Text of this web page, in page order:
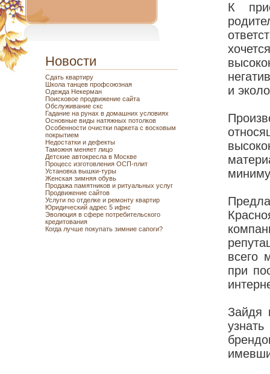
Новости
Сдать квартиру
Школа танцев профсоюзная
Одежда Некерман
Поисковое продвижение сайта
Обслуживание скс
Гадание на рунах в домашних условиях
Основные виды натяжных потолков
Особенности очистки паркета с восковым
покрытием
Недостатки и дефекты
Таможня меняет лицо
Детские автокресла в Москве
Процесс изготовления ОСП-плит
Установка вышки-туры
Женская зимняя обувь
Продажа памятников и ритуальных услуг
Продвижение сайтов
Услуги по отделке и ремонту квартир
Юридический адрес 5 ифнс
Эволюция в сфере потребительского
кредитования
Когда лучше покупать зимние сапоги?
К
и
всего
при
Зайдя